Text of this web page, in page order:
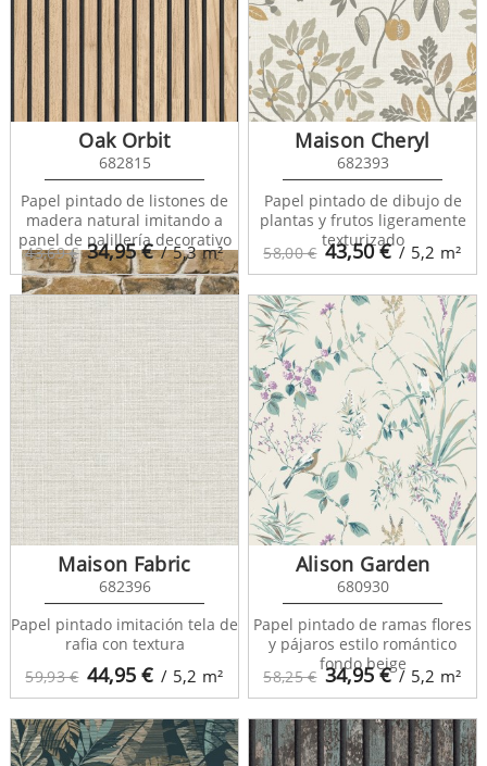
The Greatest Hits 148213
The Greatest Hits 265606
43,69 € 34,95€ / 5,3m²
Oak Orbit
682815
Papel pintado de listones de
madera natural imitando a
panel de palillería decorativo
58,00 € 43,50€ / 5,2 m²
Maison Cheryl
682393
Papel pintado de dibujo de
plantas y frutos ligeramente
texturizado
59,93 € 44,95 € / 5,2 m²
Maison Fabric
682396
Papel pintado imitación tela de
rafia con textura
58,25 € 34,95€ / 5,2 m²
Alison Garden
680930
Papel pintado de ramas flores
y pájaros estilo romántico
fondo beige